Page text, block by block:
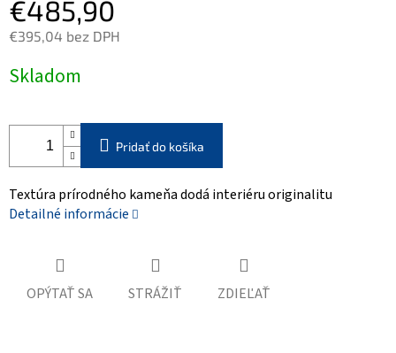
€485,90
€395,04 bez DPH
cena:
Skladom
Pridať do košíka
Textúra prírodného kameňa dodá interiéru originalitu
Detailné informácie
OPÝTAŤ SA STRÁŽIŤ ZDIEĽAŤ